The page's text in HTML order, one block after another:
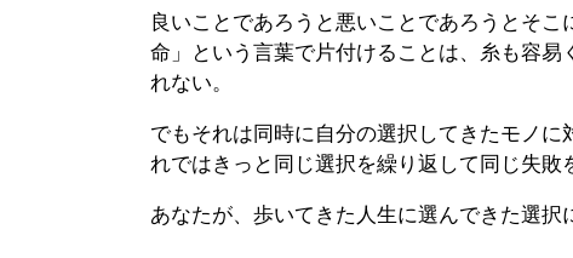
良いことであろうと悪いことであろうとそ
命」という言葉で片付けることは、糸も容
れない。
でもそれは同時に自分の選択してきたモノ
れではきっと同じ選択を繰り返して同じ失敗
あなたが、歩いてきた人生に選んできた選択